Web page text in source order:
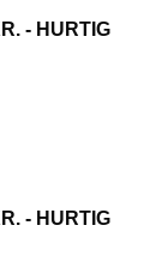
- HURTIG
- HURTIG